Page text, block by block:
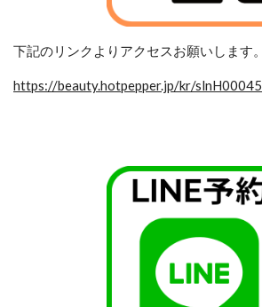
下記のリンクよりアクセスお願いします。
https://beauty.hotpepper.jp/kr/